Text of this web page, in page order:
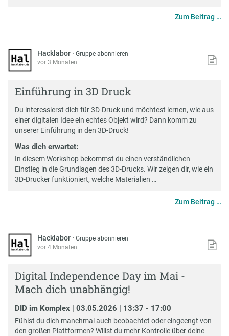
Zum Beitrag …
Hacklabor ·Gruppe abonnieren
vor 3 Monaten
Einführung in 3D Druck
Du interessierst dich für 3D-Druck und möchtest lernen, wie aus
einer digitalen Idee ein echtes Objekt wird? Dann komm zu
unserer Einführung in den 3D-Druck!
Was dich erwartet:
In diesem Workshop bekommst du einen verständlichen
Einstieg in die Grundlagen des 3D-Drucks. Wir zeigen dir, wie ein
3D-Drucker funktioniert, welche Materialien …
Zum Beitrag …
Hacklabor ·Gruppe abonnieren
vor 4 Monaten
Digital Independence Day im Mai -
Mach dich unabhängig!
DID im Komplex | 03.05.2026 | 13:37 - 17:00
Fühlst du dich manchmal auch beobachtet oder eingeengt von
den großen Plattformen? Willst du mehr Kontrolle über deine